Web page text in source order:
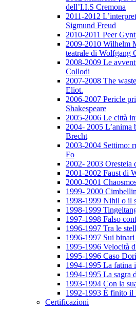
dell’I.I.S Cremona
2011-2012
Sigmund Freud
2010-2011 Peer
2009-2010 Wilhelm
teatrale di Wolfgang
2008-2009 Le
Collodi
2007-2008 The
Eliot.
2006-2007 Pericle
Shakespeare
2005-2006 Le città
2004- 2005 L’anima
Brecht
2003-2004 Settimo:
Fo
2002- 2003 Oresteia
2001-2002 Faust di
2000-2001
1999- 2000
1998-1999 Nihil o il
1998-1999
1997-1998 Falso
1996-1997 Tra le
1996-1997 Sui
1995-1996 Velocità
1995-1996 Caso
1994-1995 La fatina
1994-1995 La sagra
1993-1994 Con la
1992-1993 È finito il
Certificazioni